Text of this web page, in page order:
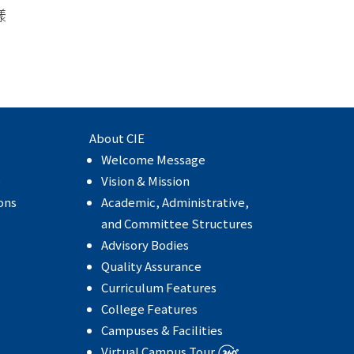
About CIE
Welcome Message
Vision & Mission
Academic, Administrative,
and Committee Structures
Advisory Bodies
Quality Assurance
Curriculum Features
College Features
Campuses & Facilities